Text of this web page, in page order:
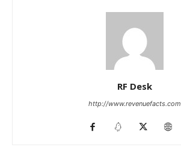
RF Desk
http://www.revenuefacts.com